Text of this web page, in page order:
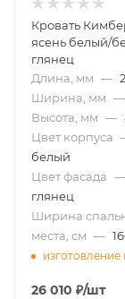
Кровать
ясень белый/
глянец
Длина, мм —
Ширина, мм —
Высота, мм —
Цвет корпуса
белый
Цвет фасада —
глянец
Ширина
места, см —
изготовление
26 010 ₽/шт